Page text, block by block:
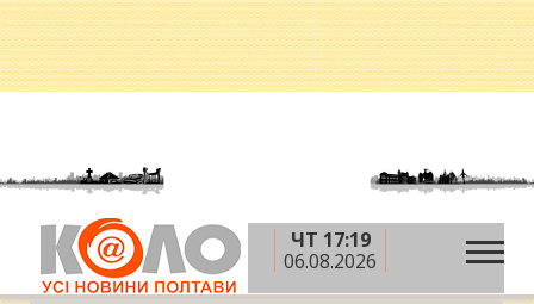
ЧТ 17:19
06.08.2026
Головна » Новини »
Міліціонери радять
полтавцям дружити з пенсіонерами